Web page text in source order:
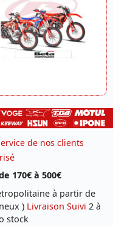
de nos clients
170€ à 500€
à partir de
) Livraison Suivi 2 à
stock